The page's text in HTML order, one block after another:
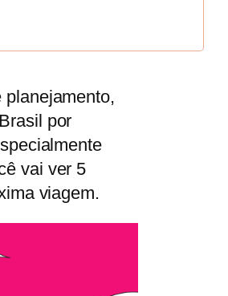
planejamento,
por
vai ver 5
viagem.